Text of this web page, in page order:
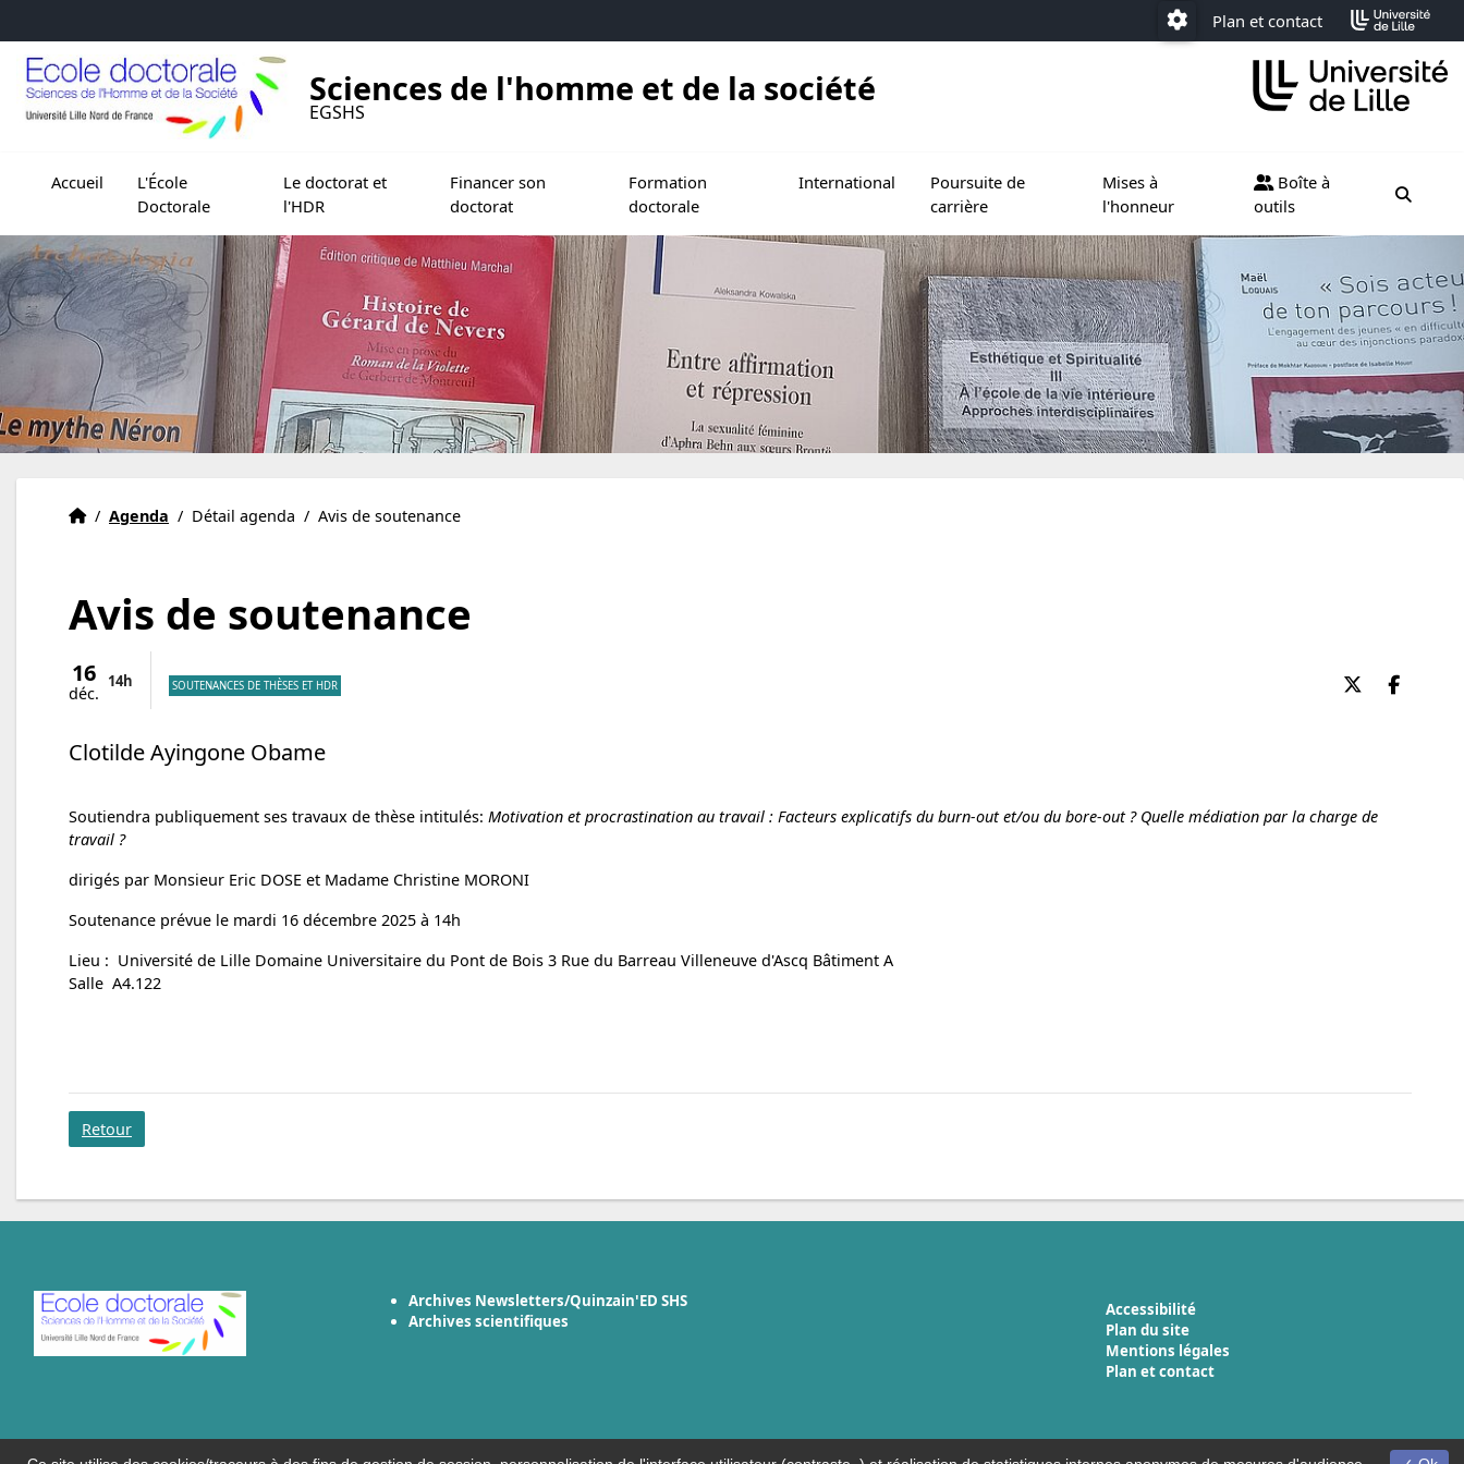
Paramétrage
Plan et contact
Sciences de l'homme et de la société
EGSHS
Accueil
L'École
Doctorale
Le doctorat et
l'HDR
Financer son
doctorat
Formation
doctorale
International
Poursuite de
carrière
Mises à
l'honneur
Boîte à
outils
Accueil
Accueil
/ Agenda / Détail agenda / Avis de soutenance
Avis de soutenance
16
déc.
14h SOUTENANCES DE THÈSES ET HDR Partager
Clotilde Ayingone Obame
Soutiendra publiquement ses travaux de thèse intitulés: Motivation et procrastination au travail : Facteurs explicatifs du burn-out et/ou du bore-out ? Quelle médiation par la charge de
travail ?
dirigés par Monsieur Eric DOSE et Madame Christine MORONI
Soutenance prévue le mardi 16 décembre 2025 à 14h
Lieu : Université de Lille Domaine Universitaire du Pont de Bois 3 Rue du Barreau Villeneuve d'Ascq Bâtiment A
Salle A4.122
Retour
Archives Newsletters/Quinzain'ED SHS
Archives scientifiques
Accessibilité
Plan du site
Mentions légales
Plan et contact